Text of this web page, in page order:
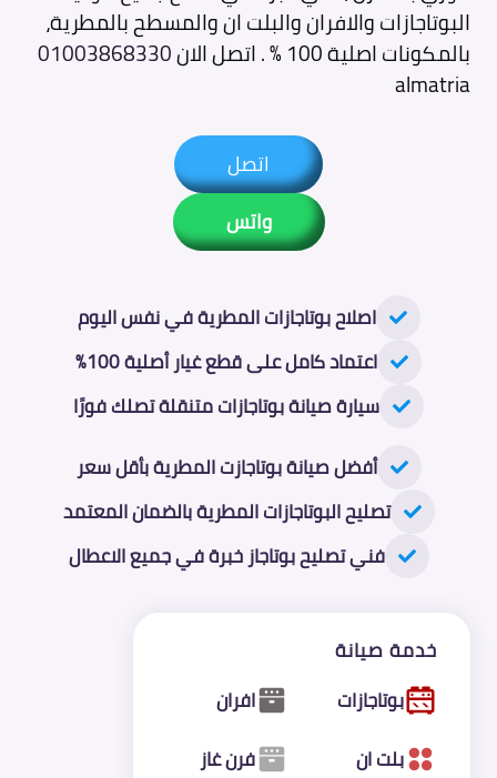
البوتاجازات والافران والبلت ان والمسطح بالمطرية،
بالمكونات اصلية 100 % . اتصل الان 01003868330
almatria
اتصل
واتس
اصلاح بوتاجازات المطرية في نفس اليوم
اعتماد كامل على قطع غيار أصلية 100%
سيارة صيانة بوتاجازات متنقلة تصلك فورًا
أفضل صيانة بوتاجازت المطرية بأقل سعر
تصليح البوتاجازات المطرية بالضمان المعتمد
فني تصليح بوتاجاز خبرة في جميع الاعطال
خدمة صيانة
بوتاجازات
افران
بلت ان
فرن غاز